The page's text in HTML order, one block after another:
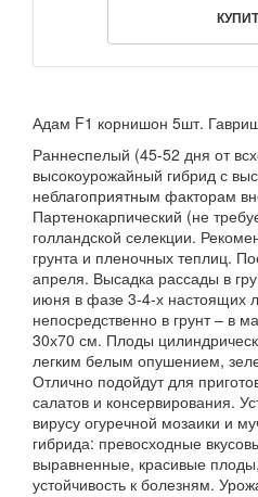
Адам F1 корнишон 5шт.
Раннеспелый (45-52 дня от
высокоурожайный гибрид с
неблагоприятным факторам
Партенокарпический (не
голландской селекции.
грунта и пленочных теплиц.
апреля. Высадка рассады в
июня в фазе 3-4-х настоящих
непосредственно в грунт – в
30х70 см. Плоды
легким белым опушением,
Отлично подойдут для
салатов и консервирования.
вирусу огуречной мозаики и
гибрида: превосходные
выравненные, красивые
устойчивость к болезням.